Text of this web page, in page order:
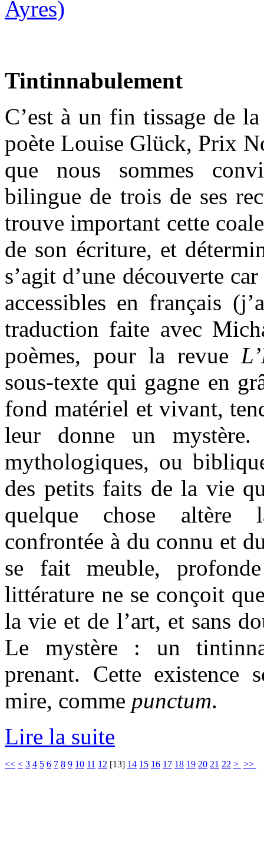
Tintinnabulement
C’est à un fin tissage de
poète Louise Glück, Prix
que nous sommes
bilingue de trois de ses
trouve important cette
de son écriture, et
s’agit d’une découverte
accessibles en français
traduction faite avec
poèmes, pour la revue
sous-texte qui gagne en
fond matériel et vivant,
leur donne un mystère.
mythologiques, ou
des petits faits de la vie
quelque chose altère
confrontée à du connu et
se fait meuble,
littérature ne se conçoit
la vie et de l’art, et sans
Le mystère : un
prenant. Cette existence
mire, comme punctum.
Lire la suite
<< < 3 4 5 6 7 8 9 10 11 12 [13] 14 15 16 17 18 19 20 21 22 > >>